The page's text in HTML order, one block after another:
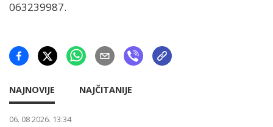
063239987.
NAJNOVIJE NAJČITANIJE
06. 08 2026. 13:34